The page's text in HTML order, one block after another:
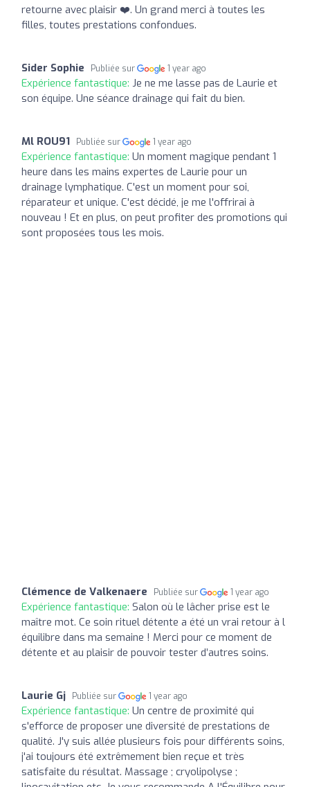
retourne avec plaisir ❤️. Un grand merci à toutes les
filles, toutes prestations confondues.
Sider Sophie Publiée sur 1 year ago
Expérience fantastique: Je ne me lasse pas de Laurie et
son équipe. Une séance drainage qui fait du bien.
Ml ROU91 Publiée sur 1 year ago
Expérience fantastique: Un moment magique pendant 1
heure dans les mains expertes de Laurie pour un
drainage lymphatique. C'est un moment pour soi,
réparateur et unique. C'est décidé, je me l'offrirai à
nouveau ! Et en plus, on peut profiter des promotions qui
sont proposées tous les mois.
Clémence de Valkenaere Publiée sur 1 year ago
Expérience fantastique: Salon où le lâcher prise est le
maître mot. Ce soin rituel détente a été un vrai retour à l
équilibre dans ma semaine ! Merci pour ce moment de
détente et au plaisir de pouvoir tester d’autres soins.
Laurie Gj Publiée sur 1 year ago
Expérience fantastique: Un centre de proximité qui
s'efforce de proposer une diversité de prestations de
qualité. J'y suis allée plusieurs fois pour différents soins,
j'ai toujours été extrêmement bien reçue et très
satisfaite du résultat. Massage ; cryolipolyse ;